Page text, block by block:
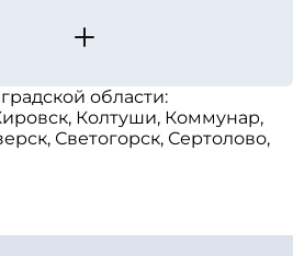
области:
Колтуши, Коммунар,
Светогорск, Сертолово,